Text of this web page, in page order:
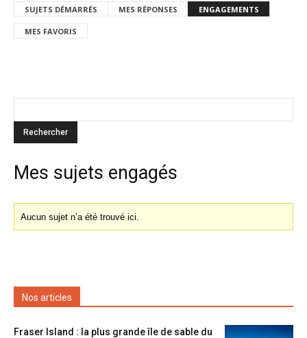
SUJETS DÉMARRÉS MES RÉPONSES ENGAGEMENTS
MES FAVORIS
Mes sujets engagés
Aucun sujet n’a été trouvé ici.
Nos articles
Fraser Island : la plus grande île de sable du